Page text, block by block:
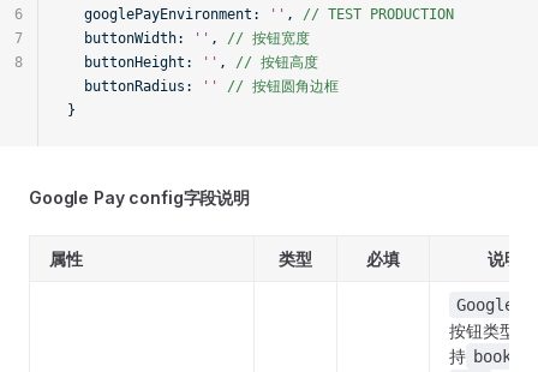
  googlePayEnvironment:
'' , // TEST PRODUCTION
  buttonWidth:
'' , // 按钮宽度
  buttonHeight:
'' , // 按钮高度
  buttonRadius:
''
// 按钮圆角边框
}
6
7
8
Google Pay config字段说明
属性 类型 必填 说明
Google
按钮类型，
持 book